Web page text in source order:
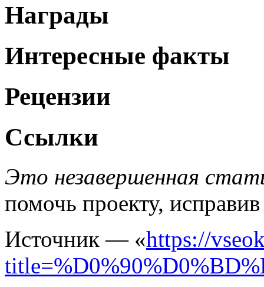
Награды
Интересные факты
Рецензии
Ссылки
Это незавершенная
помочь проекту,
Источник — «https://